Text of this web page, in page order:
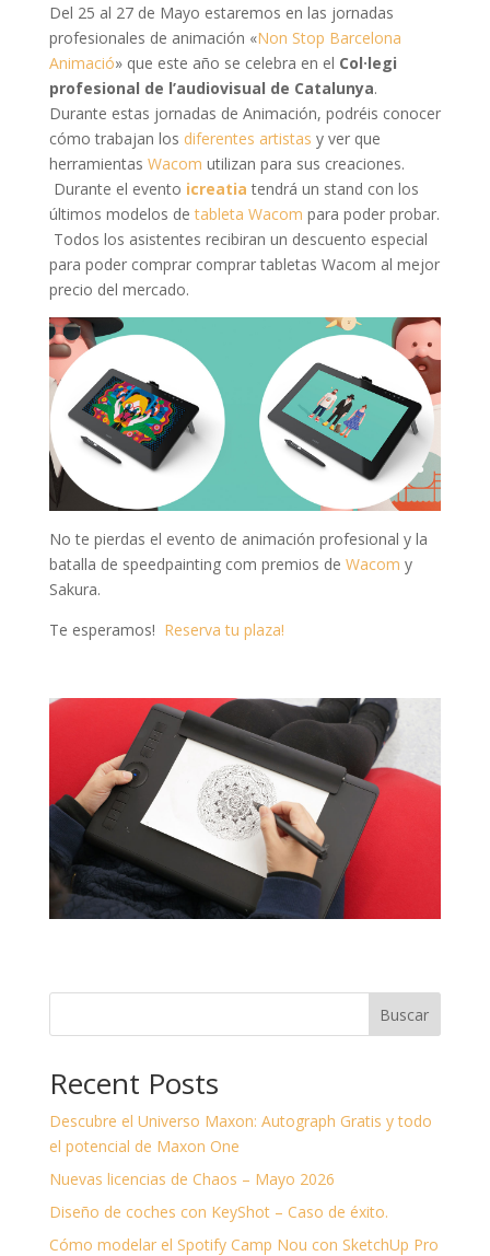
Del 25 al 27 de Mayo estaremos en las jornadas
profesionales de animación «Non Stop Barcelona
Animació» que este año se celebra en el Col·legi
profesional de l’audiovisual de Catalunya.
Durante estas jornadas de Animación, podréis conocer
cómo trabajan los diferentes artistas y ver que
herramientas Wacom utilizan para sus creaciones.
Durante el evento icreatia tendrá un stand con los
últimos modelos detableta Wacom para poder probar.
Todos los asistentes recibiran un descuento especial
para poder comprar comprar tabletas Wacom al mejor
precio del mercado.
No te pierdas el evento de animación profesional y la
batalla de speedpainting com premios de Wacom y
Sakura.
Te esperamos! Reserva tu plaza!
Buscar
Recent Posts
Descubre el Universo Maxon: Autograph Gratis y todo
el potencial de Maxon One
Nuevas licencias de Chaos – Mayo 2026
Diseño de coches con KeyShot – Caso de éxito.
Cómo modelar el Spotify Camp Nou con SketchUp Pro